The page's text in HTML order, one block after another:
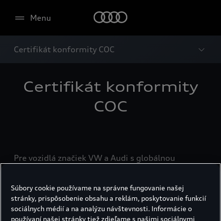
Menu
Certifikát konformity COC
Certifikát konformity
COC
Pre vozidlá značiek VW a Audi s globálnou
individuálne dovezené do Slovenskej Republiky
mimo zástupcu výrobcu vozidiel značky VW a
Audi, Porsche Slovakia spol. s r. o., možno
Súbory cookie používame na správne fungovanie našej
stránky, prispôsobenie obsahu a reklám, poskytovanie funkcií
sociálnych médií a na analýzu návštevnosti. Informácie o
používaní našej stránky tiež zdieľame s našimi sociálnymi